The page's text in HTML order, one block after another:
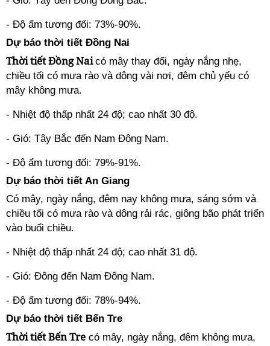
- Độ ẩm tương đối: 73%-90%.
Dự báo thời tiết Đồng Nai
Thời tiết Đồng Nai có mây thay đổi, ngày nắng nhẹ,
chiều tối có mưa rào và dông vài nơi, đêm chủ yếu có
mây không mưa.
- Nhiệt độ thấp nhất 24 độ; cao nhất 30 độ.
- Gió: Tây Bắc đến Nam Đông Nam.
- Độ ẩm tương đối: 79%-91%.
Dự báo thời tiết An Giang
Có mây, ngày nắng, đêm nay không mưa, sáng sớm và
chiều tối có mưa rào và dông rải rác, giông bão phát triển
vào buổi chiều.
- Nhiệt độ thấp nhất 24 độ; cao nhất 31 độ.
- Gió: Đông đến Nam Đông Nam.
- Độ ẩm tương đối: 78%-94%.
Dự báo thời tiết Bến Tre
Thời tiết Bến Tre có mây, ngày nắng, đêm không mưa,